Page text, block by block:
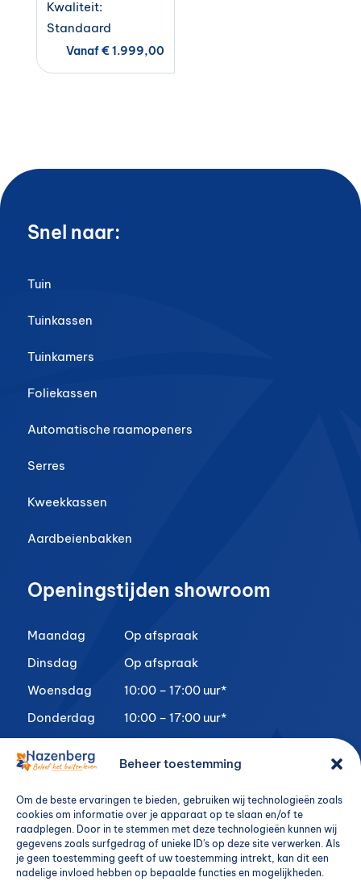
Beheer toestemming
Om de beste ervaringen te bieden, gebruiken wij technologieën zoals
cookies om informatie over je apparaat op te slaan en/of te
raadplegen. Door in te stemmen met deze technologieën kunnen wij
gegevens zoals surfgedrag of unieke ID's op deze site verwerken. Als
je geen toestemming geeft of uw toestemming intrekt, kan dit een
nadelige invloed hebben op bepaalde functies en mogelijkheden.
Kwaliteit:
Standaard
Vanaf€1.999,00
Snel naar:
Tuin
Tuinkassen
Tuinkamers
Foliekassen
Automatische raamopeners
Serres
Kweekkassen
Aardbeienbakken
Openingstijden showroom
Maandag
Op afspraak
Dinsdag
Op afspraak
Woensdag
10:00 – 17:00 uur*
Donderdag
10:00 – 17:00 uur*
Zaterdag
Op afspraak
Zondag
Gesloten
* Op woensdag, donderdag en
vrijdag zijn wij tussen 12:30 – 13:00 uur